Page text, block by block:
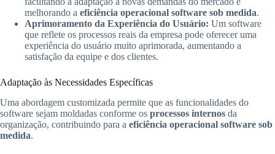
melhorando a eficiência operacional software sob medida.
Aprimoramento da Experiência do Usuário: Um software
que reflete os processos reais da empresa pode oferecer uma
experiência do usuário muito aprimorada, aumentando a
satisfação da equipe e dos clientes.
Adaptação às Necessidades Específicas
Uma abordagem customizada permite que as funcionalidades do
software sejam moldadas conforme os processos internos da
organização, contribuindo para a eficiência operacional software sob
medida.